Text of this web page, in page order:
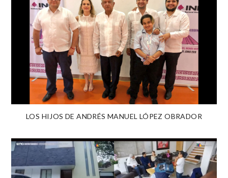
LOS HIJOS DE ANDRÉS MANUEL LÓPEZ OBRADOR